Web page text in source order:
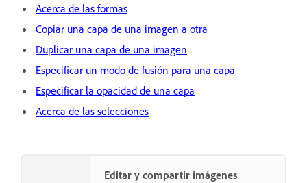
Acerca de las formas
Copiar una capa de una imagen a otra
Duplicar una capa de una imagen
Especificar un modo de fusión para una capa
Especificar la opacidad de una capa
Acerca de las selecciones
Editar y compartir imágenes